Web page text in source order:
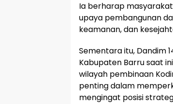
Ia berharap
upaya pembangunan
keamanan, dan
Sementara itu, Dandim
Kabupaten Barru saat
wilayah pembinaan
penting dalam
mengingat posisi